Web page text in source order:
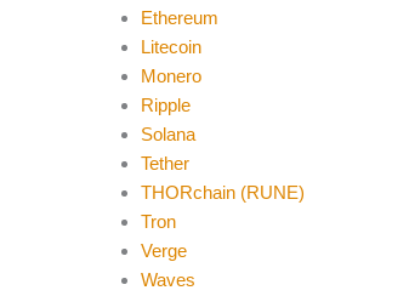
Ethereum
Litecoin
Monero
Ripple
Solana
Tether
THORchain (RUNE)
Tron
Verge
Waves